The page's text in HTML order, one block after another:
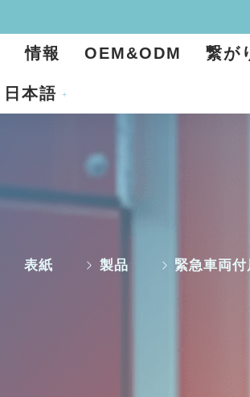
情報 OEM&ODM 繋が
日本語
表紙 製品 緊急車両